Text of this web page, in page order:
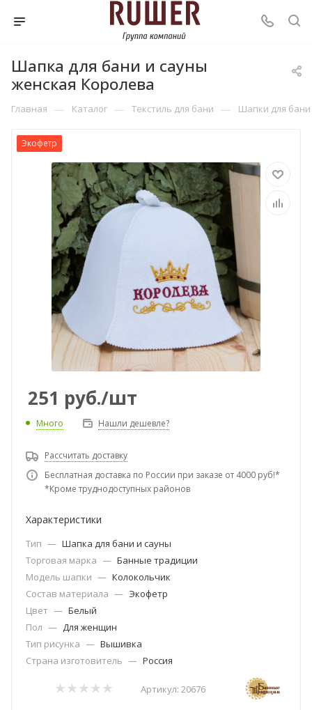
Шапка для бани и сауны
женская Королева
Главная — Каталог — Текстиль для бани — Шапки для бани
251 руб./шт
Много Нашли дешевле?
Рассчитать доставку
Бесплатная доставка по России при заказе от 4000 руб!*
*Кроме труднодоступных районов
Характеристики
Тип — Шапка для бани и сауны
Торговая марка — Банные традиции
Модель шапки — Колокольчик
Состав материала — Экофетр
Цвет — Белый
Пол — Для женщин
Тип рисунка — Вышивка
Страна изготовитель — Россия
Экофетр
Артикул: 20676